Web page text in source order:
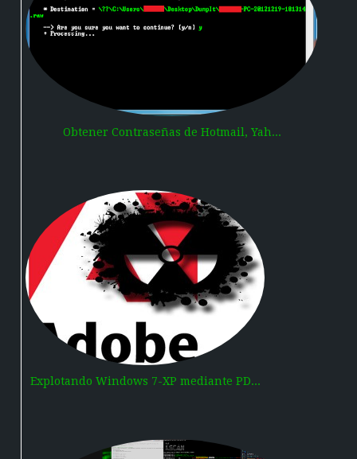
Obtener Contraseñas de Hotmail, Yah...
Explotando Windows 7-XP mediante PD...